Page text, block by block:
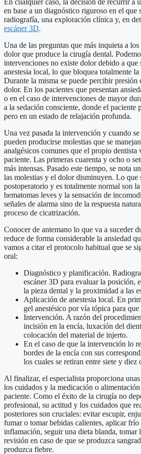
en base a un diagnóstico riguroso en el que
radiografía, una exploración clínica y, en
escáner 3D.
Una de las preguntas que más inquieta a los
dolor que produce la cirugía dental.
intervenciones no existe dolor debido a que
anestesia local, lo que bloquea totalmente
Durante la misma se puede percibir
dolor. En los pacientes que presentan
o en el caso de intervenciones de mayor
a la sedación consciente, donde el paciente
pero en un estado de relajación profunda.
Una vez pasada la intervención y cuando se
pueden producirse molestias que se
analgésicos comunes que el propio dentista
paciente. Las primeras cuarenta y ocho o
más intensas. Pasado este tiempo, se nota
las molestias y el dolor disminuyen. Lo que
postoperatorio y es totalmente normal son
hematomas leves y la sensación de
señales de alarma sino de la respuesta
proceso de cicatrización.
Conocer de antemano lo que va a suceder
reduce de forma considerable la ansiedad
vamos a citar el protocolo habitual que se
oral:
Diagnóstico y planificación.
escáner 3D para evaluar la posición,
la pieza dental y la proximidad a las
Aplicación de anestesia local. En
gel anestésico por vía tópica para
Intervención. A razón del
incisión en la encía, luxación del
colocación del material de injerto.
En el caso de que la intervención lo
bordes de la encía con sus
los cuales se retiran entre siete y diez
Al finalizar, el especialista proporciona unas
los cuidados y la medicación o alimentación
paciente. Como el éxito de la cirugía no
profesional, su actitud y los cuidados que
posteriores son cruciales: evitar escupir,
fumar o tomar bebidas calientes, aplicar
inflamación, seguir una dieta blanda, tomar
revisión en caso de que se produzca
produzca fiebre.